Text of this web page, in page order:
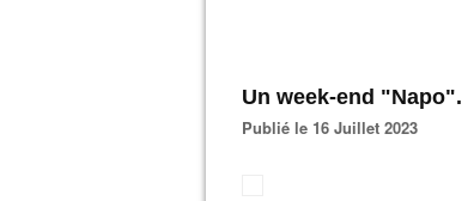
Un week-end "Napo".
Publié le 16 Juillet 2023